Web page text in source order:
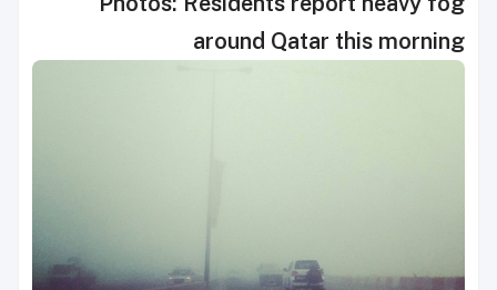
around Qatar this morning